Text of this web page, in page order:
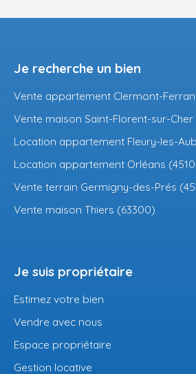
Je recherche un bien
Vente appartement Clermont-
Vente maison Saint-Florent-sur-Cher
Location appartement Fleury-les-
Location appartement Orléans
Vente terrain Germigny-des-Prés
Vente maison Thiers (63300)
Je suis propriétaire
Estimez votre bien
Vendre avec nous
Espace propriétaire
Gestion locative